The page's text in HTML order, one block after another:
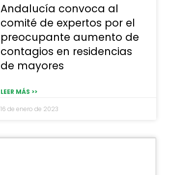
Andalucía convoca al
comité de expertos por el
preocupante aumento de
contagios en residencias
de mayores
LEER MÁS >>
16 de enero de 2023